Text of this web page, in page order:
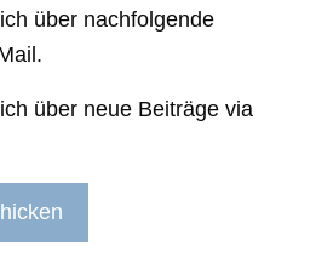
über nachfolgende
über neue Beiträge via